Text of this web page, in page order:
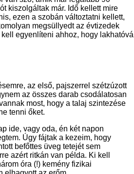
kiszolgáltak már. Idő kellett mire
ezen a szobán változtatni kellett,
megsüllyedt az évtizedek
egyenlíteni ahhoz, hogy lakhatóvá
az első, pajszerrel szétzúzott
az összes darab csodálatosan
most, hogy a talaj szintezése
tenni őket.
ide, vagy oda, én két napon
Úgy fájtak a kezeim, hogy
befőttes üveg tetejét sem
azért ritkán van példa. Ki kell
óra (!) kemény fizikai